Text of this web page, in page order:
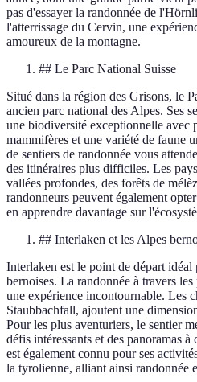
pas d'essayer la randonnée de
l'atterrissage du Cervin, une
amoureux de la montagne.
## Le Parc National Suisse
Situé dans la région des Grisons, le
ancien parc national des Alpes. Ses
une biodiversité exceptionnelle avec
mammifères et une variété de faune
de sentiers de randonnée vous
des itinéraires plus difficiles. Les
vallées profondes, des forêts de
randonneurs peuvent également
en apprendre davantage sur
## Interlaken et les Alpes
Interlaken est le point de départ
bernoises. La randonnée à travers
une expérience incontournable. Les
Staubbachfall, ajoutent une
Pour les plus aventuriers, le sentier
défis intéressants et des panoramas
est également connu pour ses
la tyrolienne, alliant ainsi randonnée